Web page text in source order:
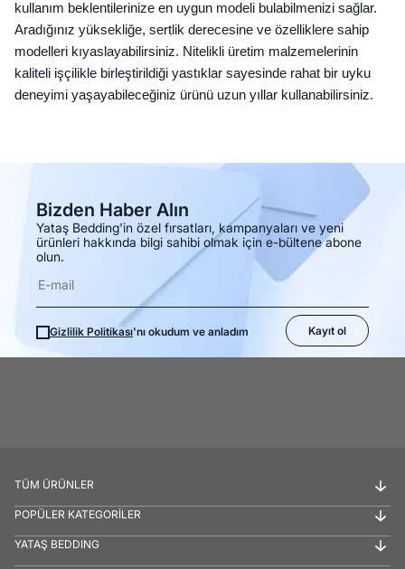
kullanım beklentilerinize en uygun modeli bulabilmenizi sağlar.
Aradığınız yüksekliğe, sertlik derecesine ve özelliklere sahip
modelleri kıyaslayabilirsiniz. Nitelikli üretim malzemelerinin
kaliteli işçilikle birleştirildiği yastıklar sayesinde rahat bir uyku
deneyimi yaşayabileceğiniz ürünü uzun yıllar kullanabilirsiniz.
Bizden Haber Alın
Yataş Bedding'in özel fırsatları, kampanyaları ve yeni
ürünleri hakkında bilgi sahibi olmak için e-bültene abone
olun.
Gizlilik Politikası'nı okudum ve anladım Kayıt ol
TÜM ÜRÜNLER
POPÜLER KATEGORİLER
YATAŞ BEDDING